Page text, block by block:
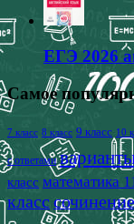
ЕГЭ 2026
Самое
7 класс 8 класс 9 класс 10
с ответами
класс математика
класс